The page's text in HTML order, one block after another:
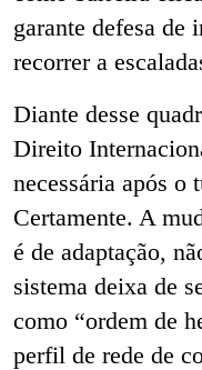
garante defesa de
recorrer a
Diante desse
Direito
necessária após o
Certamente. A
é de adaptação,
sistema deixa de
como “ordem de
perfil de rede de